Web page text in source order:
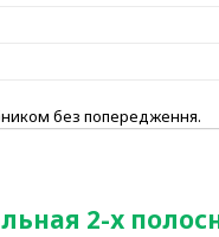
без попередження.
2-х